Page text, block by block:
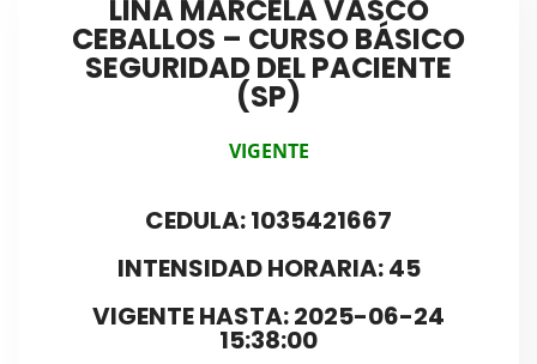
LINA MARCELA VASCO
CEBALLOS – CURSO BÁSICO
SEGURIDAD DEL PACIENTE
(SP)
VIGENTE
CEDULA: 1035421667
INTENSIDAD HORARIA: 45
VIGENTE HASTA: 2025-06-24
15:38:00